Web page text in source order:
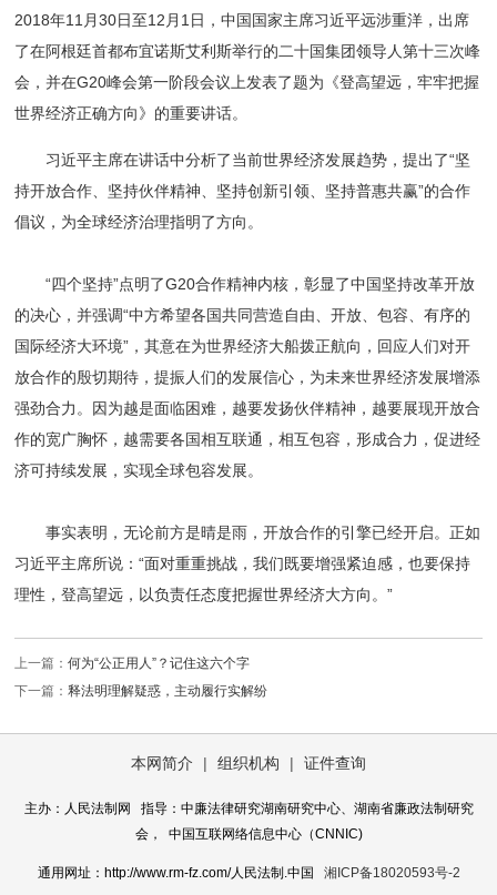
2018年11月30日至12月1日，中国国家主席习近平远涉重洋，出席
了在阿根廷首都布宜诺斯艾利斯举行的二十国集团领导人第十三次峰
会，并在G20峰会第一阶段会议上发表了题为《登高望远，牢牢把握
世界经济正确方向》的重要讲话。
习近平主席在讲话中分析了当前世界经济发展趋势，提出了“坚
持开放合作、坚持伙伴精神、坚持创新引领、坚持普惠共赢”的合作
倡议，为全球经济治理指明了方向。
“四个坚持”点明了G20合作精神内核，彰显了中国坚持改革开放
的决心，并强调“中方希望各国共同营造自由、开放、包容、有序的
国际经济大环境”，其意在为世界经济大船拨正航向，回应人们对开
放合作的殷切期待，提振人们的发展信心，为未来世界经济发展增添
强劲合力。因为越是面临困难，越要发扬伙伴精神，越要展现开放合
作的宽广胸怀，越需要各国相互联通，相互包容，形成合力，促进经
济可持续发展，实现全球包容发展。
事实表明，无论前方是晴是雨，开放合作的引擎已经开启。正如
习近平主席所说：“面对重重挑战，我们既要增强紧迫感，也要保持
理性，登高望远，以负责任态度把握世界经济大方向。”
上一篇：何为“公正用人”？记住这六个字
下一篇：释法明理解疑惑，主动履行实解纷
本网简介 | 组织机构 | 证件查询
主办：人民法制网 指导：中廉法律研究湖南研究中心、湖南省廉政法制研究
会， 中国互联网络信息中心（CNNIC)
通用网址：http://www.rm-fz.com/人民法制.中国 湘ICP备18020593号-2